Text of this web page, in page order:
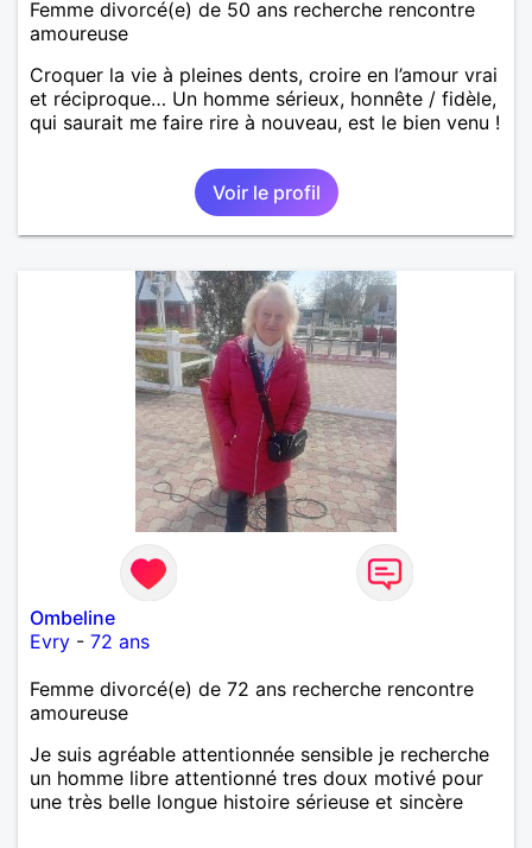
Femme divorcé(e) de 50 ans recherche rencontre
amoureuse
Croquer la vie à pleines dents, croire en l’amour vrai
et réciproque… Un homme sérieux, honnête / fidèle,
qui saurait me faire rire à nouveau, est le bien venu !
Voir le profil
Ombeline
Evry - 72 ans
Femme divorcé(e) de 72 ans recherche rencontre
amoureuse
Je suis agréable attentionnée sensible je recherche
un homme libre attentionné tres doux motivé pour
une très belle longue histoire sérieuse et sincère